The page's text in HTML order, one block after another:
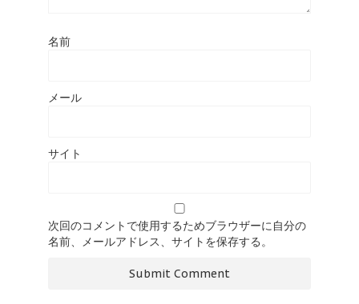
名前
メール
サイト
次回のコメントで使用するためブラウザーに自分の
名前、メールアドレス、サイトを保存する。